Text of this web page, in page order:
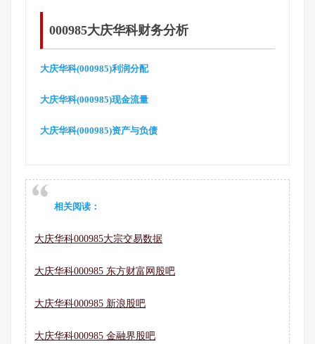
000985大庆华科财务分析
大庆华科(000985)利润分配
大庆华科(000985)现金流量
大庆华科(000985)资产与负债
相关阅读：
大庆华科000985大宗交易数据
大庆华科000985 东方财富网股吧
大庆华科000985 新浪股吧
大庆华科000985 金融界股吧